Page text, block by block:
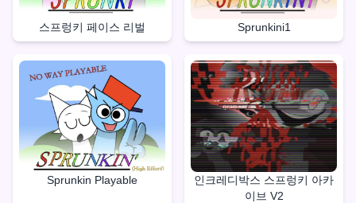
스프렁키 페이스 리벌 Sprunkini1
Sprunkin Playable
인크레디박스 스프렁키 아카
이브 V2